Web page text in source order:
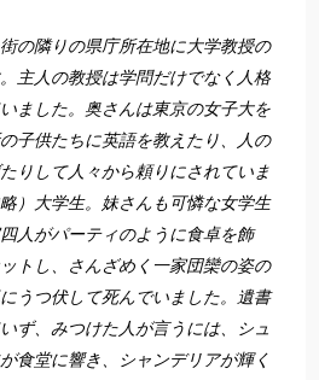
の隣りの県庁所在地に大学教授の
主人の教授は学問だけでなく人格
ました。奥さんは東京の女子大を
子供たちに英語を教えたり、人の
りして人々から頼りにされていま
）大学生。妹さんも可憐な女学生
人がパーティのように食卓を飾
トし、さんざめく一家団欒の姿の
うつ伏して死んでいました。遺書
ず、みつけた人が言うには、シュ
食堂に響き、シャンデリアが輝く